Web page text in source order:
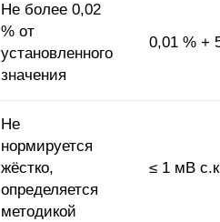
Не более 0,02
% от
установленного
значения
0,01 % +
Не
нормируется
жёстко,
определяется
методикой
≤ 1 мВ